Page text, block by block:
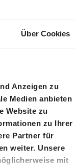
Über Cookies
Anzeigen zu
Medien anbieten
Website zu
zu Ihrer
Partner für
weiter. Unsere
mit